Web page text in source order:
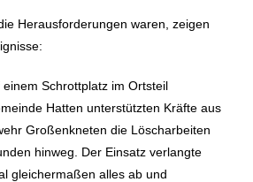
Herausforderungen waren, zeigen
Schrottplatz im Ortsteil
Hatten unterstützten Kräfte aus
Großenkneten die Löscharbeiten
hinweg. Der Einsatz verlangte
gleichermaßen alles ab und